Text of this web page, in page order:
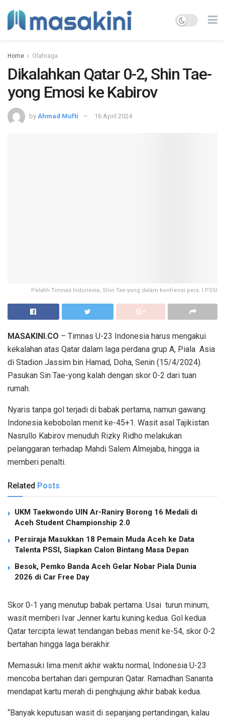
Home Olahraga
Dikalahkan Qatar 0-2, Shin Tae-
yong Emosi ke Kabirov
by Ahmad Mufti 16 April 2024
Pelatih Timnas Indonesia, Shin Tae-yong dalam konfrensi pers. I PSSI
MASAKINI.CO – Timnas U-23 Indonesia harus mengakui
kekalahan atas Qatar dalam laga perdana grup A, Piala Asia
di Stadion Jassim bin Hamad, Doha, Senin (15/4/2024).
Pasukan Sin Tae-yong kalah dengan skor 0-2 dari tuan
rumah.
Nyaris tanpa gol terjadi di babak pertama, namun gawang
Indonesia kebobolan menit ke-45+1. Wasit asal Tajikistan
Nasrullo Kabirov menuduh Rizky Ridho melakukan
pelanggaran terhadap Mahdi Salem Almejaba, hingga ia
memberi penalti.
Related Posts
UKM Taekwondo UIN Ar-Raniry Borong 16 Medali di
Aceh Student Championship 2.0
Persiraja Masukkan 18 Pemain Muda Aceh ke Data
Talenta PSSI, Siapkan Calon Bintang Masa Depan
Besok, Pemko Banda Aceh Gelar Nobar Piala Dunia
2026 di Car Free Day
Skor 0-1 yang menutup babak pertama. Usai turun minum,
wasit memberi Ivar Jenner kartu kuning kedua. Gol kedua
Qatar tercipta lewat tendangan bebas menit ke-54, skor 0-2
bertahan hingga laga berakhir.
Memasuki lima menit akhir waktu normal, Indonesia U-23
mencoba bertahan dari gempuran Qatar. Ramadhan Sananta
mendapat kartu merah di penghujung akhir babak kedua.
“Banyak keputusan wasit di sepanjang pertandingan, kalau